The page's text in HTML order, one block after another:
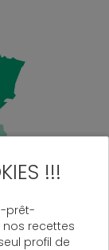
!!!
prêt-
recettes
profil de